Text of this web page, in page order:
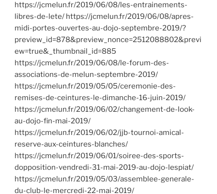
https://jcmelun.fr/2019/06/08/les-entrainements-
libres-de-lete/ https://jcmelun.fr/2019/06/08/apres-
midi-portes-ouvertes-au-dojo-septembre-2019/?
preview_id=878&preview_nonce=2512088802&previ
ew=true&_thumbnail_id=885
https://jcmelun.fr/2019/06/08/le-forum-des-
associations-de-melun-septembre-2019/
https://jcmelun.fr/2019/05/05/ceremonie-des-
remises-de-ceintures-le-dimanche-16-juin-2019/
https://jcmelun.fr/2019/06/02/changement-de-look-
au-dojo-fin-mai-2019/
https://jcmelun.fr/2019/06/02/jjb-tournoi-amical-
reserve-aux-ceintures-blanches/
https://jcmelun.fr/2019/06/01/soiree-des-sports-
dopposition-vendredi-31-mai-2019-au-dojo-lespiat/
https://jcmelun.fr/2019/05/03/assemblee-generale-
du-club-le-mercredi-22-mai-2019/